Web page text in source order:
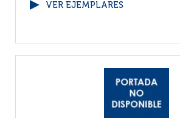
VER EJEMPLARES